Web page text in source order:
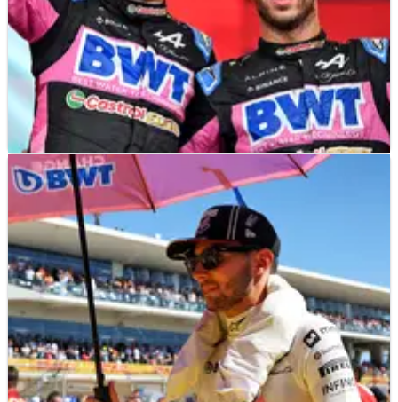
F1 NEWS 04/11/24
Dampak Finansial Luar Biasa dari Podium
Ganda Alpine di Brasil